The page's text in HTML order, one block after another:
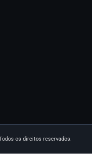
os direitos reservados.